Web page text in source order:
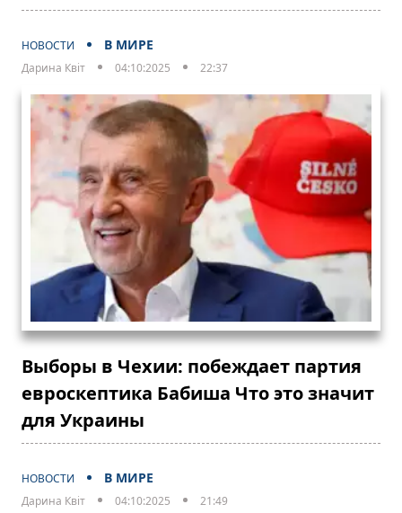
НОВОСТИ В МИРЕ
Дарина Квіт 04:10:2025 22:37
Выборы в Чехии: побеждает партия
евроскептика Бабиша Что это значит
для Украины
НОВОСТИ В МИРЕ
Дарина Квіт 04:10:2025 21:49